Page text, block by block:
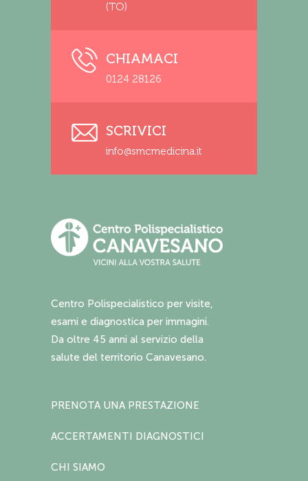
(TO)
CHIAMACI
0124 28126
SCRIVICI
info@smcmedicina.it
Centro Polispecialistico per visite,
esami e diagnostica per immagini.
Da oltre 45 anni al servizio della
salute del territorio Canavesano.
PRENOTA UNA PRESTAZIONE
ACCERTAMENTI DIAGNOSTICI
CHI SIAMO